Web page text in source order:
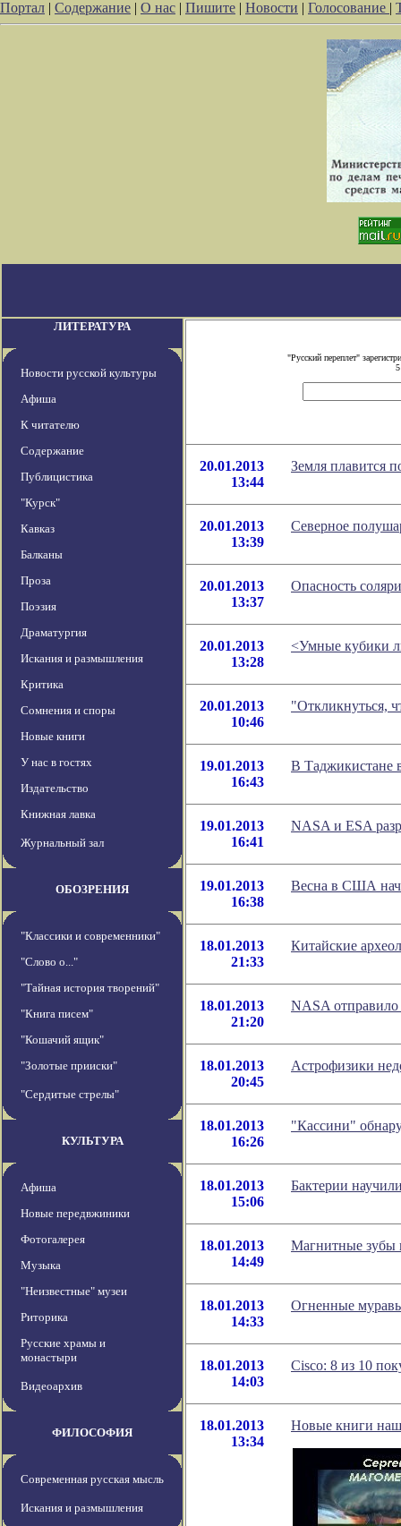
Портал | Содержание | О нас | Пишите | Новости | Голосование |
ЛИТЕРАТУРА
Новости русской культуры
Афиша
К читателю
Содержание
Публицистика
"Курск"
Кавказ
Балканы
Проза
Поэзия
Драматургия
Искания и размышления
Критика
Сомнения и споры
Новые книги
У нас в гостях
Издательство
Книжная лавка
Журнальный зал
ОБОЗРЕНИЯ
"Классики и современники"
"Слово о..."
"Тайная история творений"
"Книга писем"
"Кошачий ящик"
"Золотые прииски"
"Сердитые стрелы"
КУЛЬТУРА
Афиша
Новые передвжиники
Фотогалерея
Музыка
"Неизвестные" музеи
Риторика
Русские храмы и
монастыри
Видеоархив
ФИЛОСОФИЯ
Современная русская мысль
Искания и размышления
"Русский переплет"
20.01.2013
13:44
Земля плавится
20.01.2013
13:39
Северное
20.01.2013
13:37
Опасность
20.01.2013
13:28
<Умные кубики
20.01.2013
10:46
"Откликнуться,
19.01.2013
16:43
В Таджикистане
19.01.2013
16:41
NASA и ESA
19.01.2013
16:38
Весна в США
18.01.2013
21:33
Китайские
18.01.2013
21:20
NASA
18.01.2013
20:45
Астрофизики
18.01.2013
16:26
"Кассини"
18.01.2013
15:06
Бактерии
18.01.2013
14:49
Магнитные зубы
18.01.2013
14:33
Огненные
18.01.2013
14:03
Cisco: 8 из 10
18.01.2013
13:34
Новые книги